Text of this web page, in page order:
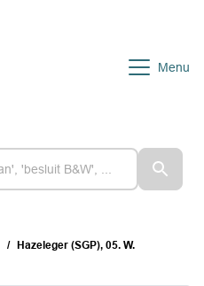
Menu
Hazeleger (SGP), 05. W.